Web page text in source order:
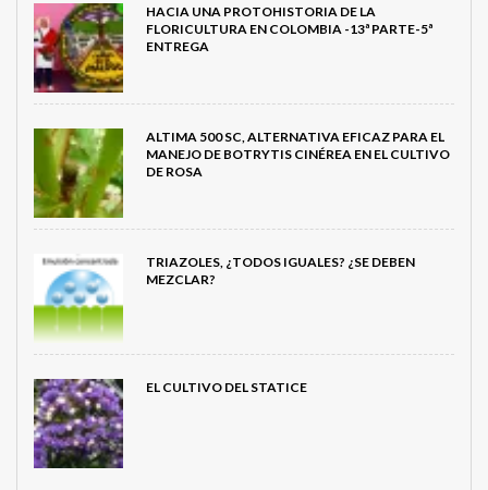
HACIA UNA PROTOHISTORIA DE LA
FLORICULTURA EN COLOMBIA -13ª PARTE-5ª
ENTREGA
ALTIMA 500 SC, ALTERNATIVA EFICAZ PARA EL
MANEJO DE BOTRYTIS CINÉREA EN EL CULTIVO
DE ROSA
TRIAZOLES, ¿TODOS IGUALES? ¿SE DEBEN
MEZCLAR?
EL CULTIVO DEL STATICE